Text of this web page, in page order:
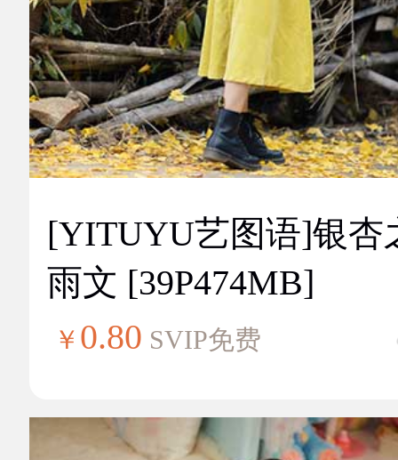
[YITUYU艺图语]银杏
雨文 [39P474MB]
￥ 0.80 SVIP免费